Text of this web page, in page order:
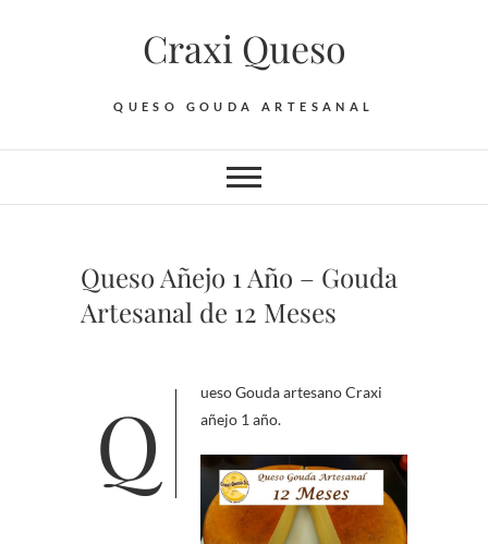
Craxi Queso
QUESO GOUDA ARTESANAL
Queso Añejo 1 Año – Gouda
Artesanal de 12 Meses
Queso Gouda artesano Craxi añejo 1 año.